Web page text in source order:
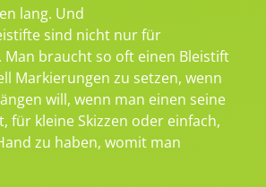
lang. Und
sind nicht nur für
braucht so oft einen Bleistift
Markierungen zu setzen, wenn
will, wenn man einen seine
für kleine Skizzen oder einfach,
zu haben, womit man